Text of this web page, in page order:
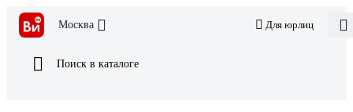
Москва Для юрлиц
Поиск в каталоге